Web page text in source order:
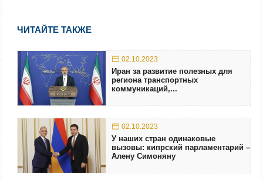
ЧИТАЙТЕ ТАКЖЕ
02.10.2023
Иран за развитие полезных для
региона транспортных
коммуникаций,...
02.10.2023
У наших стран одинаковые
вызовы: кипрский парламентарий –
Алену Симоняну